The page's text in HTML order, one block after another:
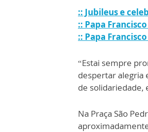
:: Jubileus e
:: Papa
:: Papa
“Estai sempre
despertar alegria
de solidariedade,
Na Praça São